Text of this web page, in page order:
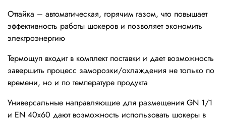
Оттайка – автоматическая, горячим газом, что повышает
эффективность работы шокеров и позволяет экономить
электроэнергию
Термощуп входит в комплект поставки и дает возможность
завершить процесс заморозки/охлаждения не только по
времени, но и по температуре продукта
Универсальные направляющие для размещения GN 1/1
и EN 40x60 дают возможность использовать шокеры в